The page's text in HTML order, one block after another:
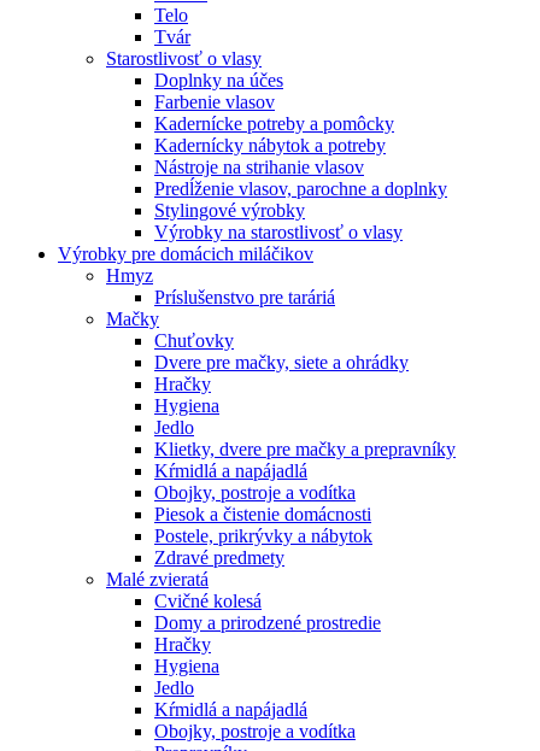
Telo
Tvár
Starostlivosť o vlasy
Doplnky na účes
Farbenie vlasov
Kadernícke potreby a pomôcky
Kadernícky nábytok a potreby
Nástroje na strihanie vlasov
Predĺženie vlasov, parochne a doplnky
Stylingové výrobky
Výrobky na starostlivosť o vlasy
Výrobky pre domácich miláčikov
Hmyz
Príslušenstvo pre taráriá
Mačky
Chuťovky
Dvere pre mačky, siete a ohrádky
Hračky
Hygiena
Jedlo
Klietky, dvere pre mačky a prepravníky
Kŕmidlá a napájadlá
Obojky, postroje a vodítka
Piesok a čistenie domácnosti
Postele, prikrývky a nábytok
Zdravé predmety
Malé zvieratá
Cvičné kolesá
Domy a prirodzené prostredie
Hračky
Hygiena
Jedlo
Kŕmidlá a napájadlá
Obojky, postroje a vodítka